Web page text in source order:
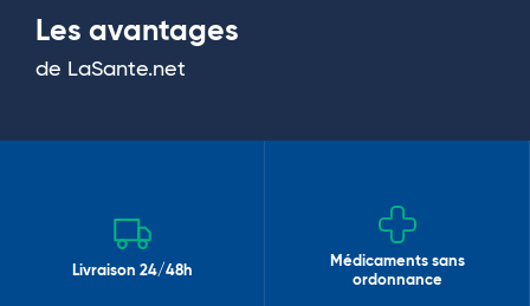
Les avantages
de LaSante.net
Livraison 24/48h
Médicaments sans
ordonnance